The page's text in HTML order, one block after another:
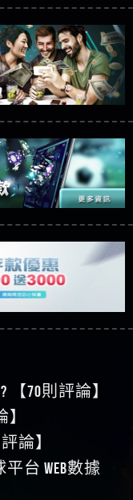
資金
出金 被KnTop詐騙
算專案是詐騙嗎
算專案是真的嗎
本文教你如何拿
割國人中【免費
Hoyabit是不是詐
詐騙的錢怎麼辦
騙持續收割國人
多元化行銷是詐
多元化行銷是
怎麼辦 本文教
」深度解析野原
& Love是不是詐
家 Family & Love是
Love是詐騙平台
割國人中【免費
嗎 元盈橋是不是
騙的錢怎麼辦
M.L.Edge利用新
嗎 M.L.Edge是不
收割國人中【免
詐騙的錢怎
不是詐騙 FLTO是
文教你如何拿回
】八旬老翁被
ALYWS是不是詐騙
金 請小心群組暗椿
詐騙手法 （受害
當是不是詐騙 當
婦深信當當高獲
開啟你的高回報
線上老虎機
的全攻略！
虎機真的猛！玩
式！
略！熱門老虎
看！
看！戰神賽特
虎機！
套路緊急追討
智投資是真的嗎
癡迷力智投資高
追回資金賴
不是詐騙 天盛商
天盛商行詐騙一
】退休老翁被
是真的嗎 大戶e
嗎 大戶e點靈無
避詐騙陷阱
收割國人中【免
騙嗎 弘記投資
弘記投資詐騙的
金
KnTop利用新型
是不是詐騙
出金 被KnTop詐騙
續收割國人中
算專案是詐騙嗎
算專案是真的嗎
本文教你如何拿
國人中【免費
Hoyabit是不是詐
詐騙的錢怎麼辦
持續收割國人
元化行銷是詐
多元化行銷是
怎麼辦 本文教
」深度解析野原
& Love是不是詐
家 Family & Love是
國人中【免費
元盈橋是不是
M.L.Edge利用新
網不要玩
帳號可以去吃屎
畢的會員～～
來毀謗欸哈哈哈
後贏錢就不給出
就不出金出
是一樣的狀況
不要玩
號可以去吃屎
畢的會員～～
【70則評論】
論】
台 WEB數據